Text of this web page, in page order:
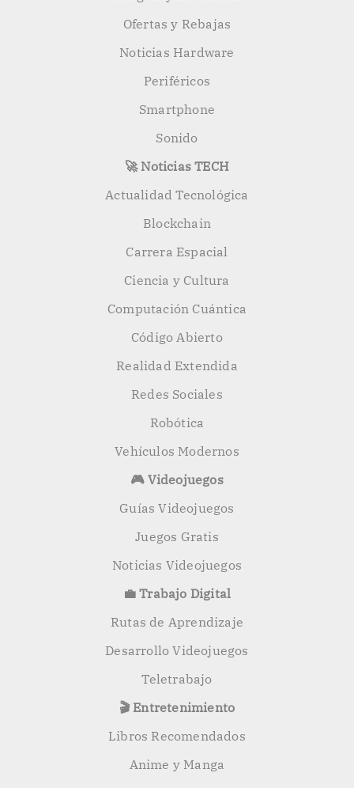
Ofertas y Rebajas
Noticias Hardware
Periféricos
Smartphone
Sonido
🚀 Noticias TECH
Actualidad Tecnológica
Blockchain
Carrera Espacial
Ciencia y Cultura
Computación Cuántica
Código Abierto
Realidad Extendida
Redes Sociales
Robótica
Vehículos Modernos
🎮 Videojuegos
Guías Videojuegos
Juegos Gratis
Noticias Videojuegos
💼 Trabajo Digital
Rutas de Aprendizaje
Desarrollo Videojuegos
Teletrabajo
🎬 Entretenimiento
Libros Recomendados
Anime y Manga